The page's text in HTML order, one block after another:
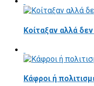
Κοίταξαν αλλά δεν
Κάφροι ή